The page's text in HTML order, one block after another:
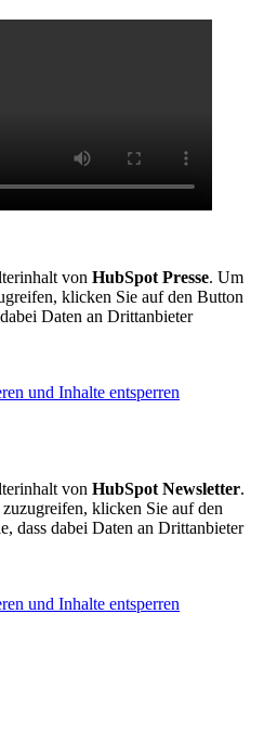
von HubSpot Presse. Um
klicken Sie auf den Button
Daten an Drittanbieter
und Inhalte entsperren
von HubSpot Newsletter.
klicken Sie auf den
dass dabei Daten an Drittanbieter
und Inhalte entsperren